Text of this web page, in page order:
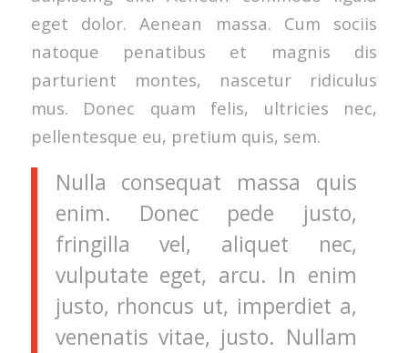
eget dolor. Aenean massa. Cum sociis
natoque penatibus et magnis dis
parturient montes, nascetur ridiculus
mus. Donec quam felis, ultricies nec,
pellentesque eu, pretium quis, sem.
Nulla consequat massa quis
enim. Donec pede justo,
fringilla vel, aliquet nec,
vulputate eget, arcu. In enim
justo, rhoncus ut, imperdiet a,
venenatis vitae, justo. Nullam